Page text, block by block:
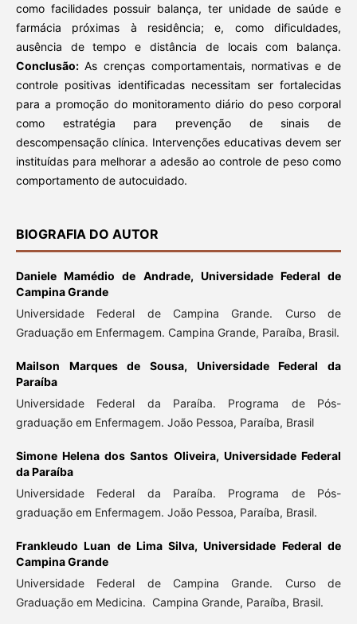
como facilidades possuir balança, ter unidade de saúde e
farmácia próximas à residência; e, como dificuldades,
ausência de tempo e distância de locais com balança.
Conclusão: As crenças comportamentais, normativas e de
controle positivas identificadas necessitam ser fortalecidas
para a promoção do monitoramento diário do peso corporal
como estratégia para prevenção de sinais de
descompensação clínica. Intervenções educativas devem ser
instituídas para melhorar a adesão ao controle de peso como
comportamento de autocuidado.
BIOGRAFIA DO AUTOR
Daniele Mamédio de Andrade, Universidade Federal de
Campina Grande
Universidade Federal de Campina Grande. Curso de
Graduação em Enfermagem. Campina Grande, Paraíba, Brasil.
Mailson Marques de Sousa, Universidade Federal da
Paraíba
Universidade Federal da Paraíba. Programa de Pós-
graduação em Enfermagem. João Pessoa, Paraíba, Brasil
Simone Helena dos Santos Oliveira, Universidade Federal
da Paraíba
Universidade Federal da Paraíba. Programa de Pós-
graduação em Enfermagem. João Pessoa, Paraíba, Brasil.
Frankleudo Luan de Lima Silva,Universidade Federal de
Campina Grande
Universidade Federal de Campina Grande. Curso de
Graduação em Medicina. Campina Grande, Paraíba, Brasil.